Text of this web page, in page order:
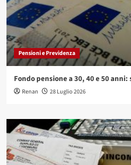
Pensioni e Previdenza
Fondo pensione a 30, 40 e 50
Renan 28 Luglio 2026